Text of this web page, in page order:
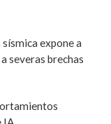
expone a
severas brechas